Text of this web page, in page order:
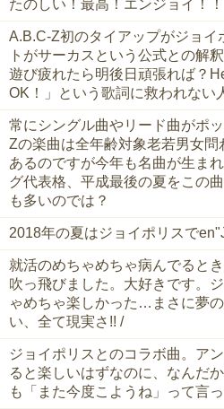
たのしい！最高！エンジョイ！！
A.B.C-Z初のタイアップがジョイ
トがサーカスという公式との解
遊び疲れたら明後日頑張れば？
OK！」という歌詞に救われない
常にシングル曲やリード曲がポ
Zの楽曲は全年齢対象老若男女
あるのですが今年も名曲が生ま
グ代表格、平成最後の夏をこの
も多いのでは？
2018年の夏はジョイポリスで
就活のめちゃめちゃ病んでると
吹っ飛びました。大好きです。
ゃめちゃ楽しかった…まさに夢
い、全て現実さ!! /
ジョイポリスとのコラボ曲。ア
ると楽しいはずなのに、なんだ
も「また今度こようね」って言